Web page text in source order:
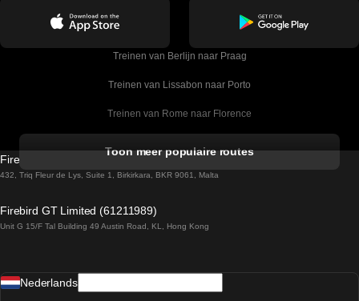
Treinen van Berlijn naar Praag
Treinen van Lissabon naar Porto
Treinen van Rome naar Florence
Treinen van Sevilla naar Barcelona
Treinen van Praag naar Wenen
Toon meer populaire routes
Firebird GT Limited (OC 1451)
432, Triq Fleur de Lys, Suite 1, Birkirkara, BKR 9061, Malta
Firebird GT Limited (61211989)
Unit G 15/F Tal Building 49 Austin Road, KL, Hong Kong
Nederlands